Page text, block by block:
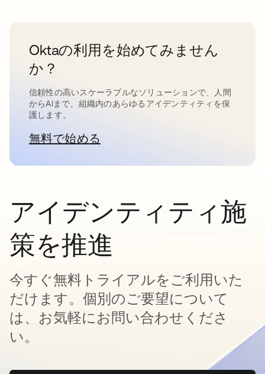
Oktaの利用を始めてみません
か？
信頼性の高いスケーラブルなソリューションで、人間
からAIまで、組織内のあらゆるアイデンティティを保
護します。
無料で始める新しいタブで開く
アイデンティティ施
策を推進
今すぐ無料トライアルをご利用いた
だけます。個別のご要望について
は、お気軽にお問い合わせくださ
い。